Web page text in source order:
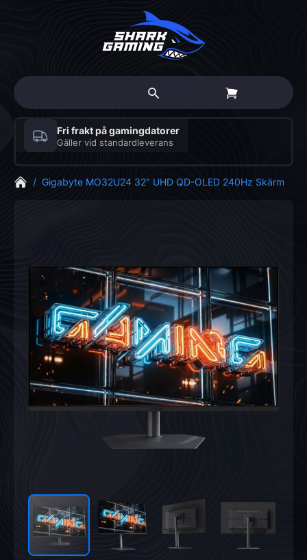
Fri frakt på gamingdatorer
Gäller vid standardleverans
/ Gigabyte MO32U24 32" UHD QD-OLED 240Hz Skärm